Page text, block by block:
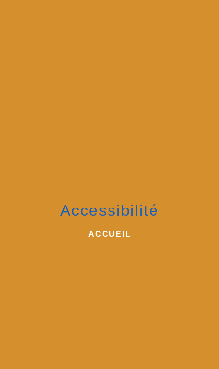
Accessibilité
ACCUEIL